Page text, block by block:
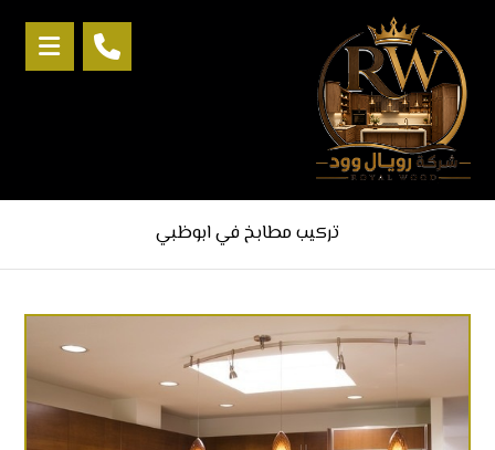
تركيب مطابخ في ابوظبي